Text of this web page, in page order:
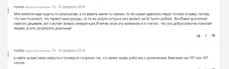
ПОДОЙДЕТ
РИСКИ: НИЗКИЕ
ДОХОД: СРЕДНИЙ